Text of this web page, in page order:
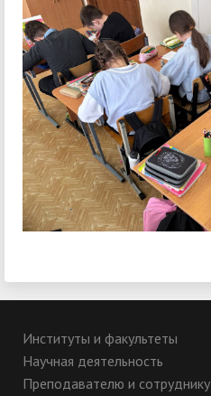
Институты и факультеты
Научная деятельность
Преподавателю и сотруднику